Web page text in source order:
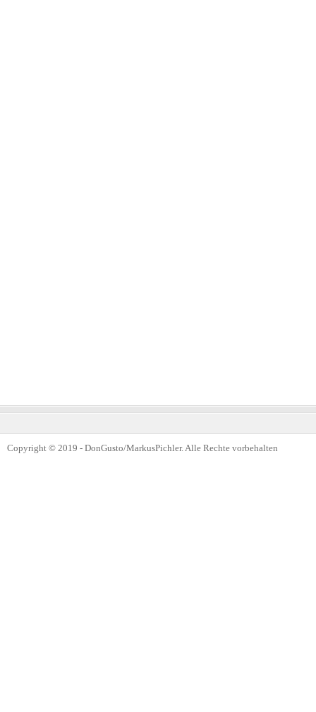
Copyright © 2019 - DonGusto/MarkusPichler. Alle Rechte vorbehalten